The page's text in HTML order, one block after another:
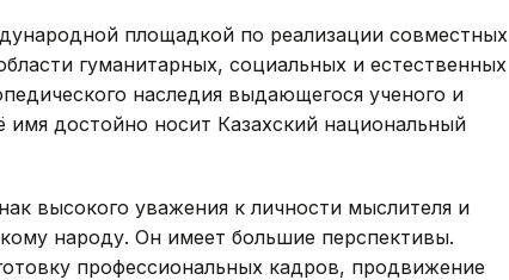
площадкой по реализации совместных
гуманитарных, социальных и естественных
наследия выдающегося ученого и
достойно носит Казахский национальный
высокого уважения к личности мыслителя и
народу. Он имеет большие перспективы.
профессиональных кадров, продвижение